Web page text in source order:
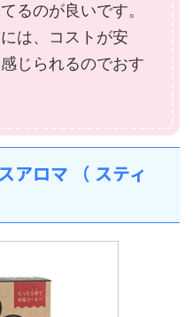
るのが良いです。
は、コストが安
じられるのでおす
ロマ （ スティ